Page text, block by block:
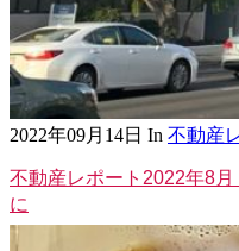
2022年09月14日 In 不動産
不動産レポート2022年8
に